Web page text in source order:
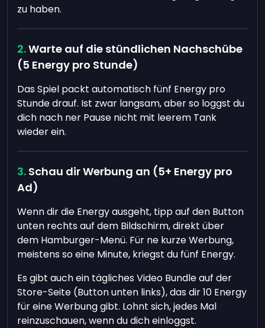
zu haben.
Warte auf die stündlichen Nachschübe
(5 Energy pro Stunde)
Das Spiel packt automatisch fünf Energy pro
Stunde drauf. Ist zwar langsam, aber so loggst du
dich nach ner Pause nicht mit leerem Tank
wieder ein.
Schau dir Werbung an (5+ Energy pro
Ad)
Wenn dir die Energy ausgeht, tipp auf den Button
unten rechts auf dem Bildschirm, direkt über
dem Hamburger-Menü. Für ne kurze Werbung,
meistens so eine Minute, kriegst du fünf Energy.
Es gibt auch ein tägliches Video Bundle auf der
Store-Seite (Button unten links), das dir 10 Energy
für eine Werbung gibt. Lohnt sich, jedes Mal
reinzuschauen, wenn du dich einloggst.